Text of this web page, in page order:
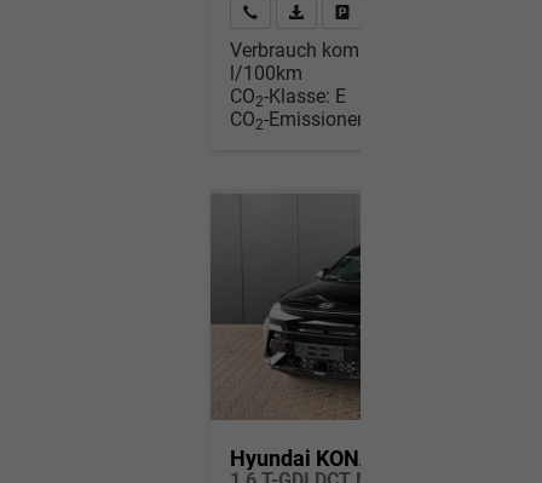
Wir rufen Sie anFahrzeugexposé (PDF)
Verbrauch kombiniert:
l/100km
CO2-Klasse: E
CO2-Emissionen:
Hyundai KONA